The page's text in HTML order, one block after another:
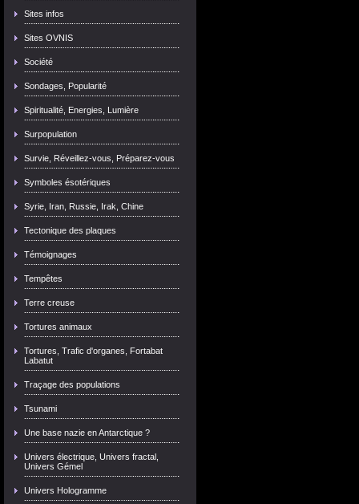
Sites infos
Sites OVNIS
Société
Sondages, Popularité
Spiritualité, Energies, Lumière
Surpopulation
Survie, Réveillez-vous, Préparez-vous
Symboles ésotériques
Syrie, Iran, Russie, Irak, Chine
Tectonique des plaques
Témoignages
Tempêtes
Terre creuse
Tortures animaux
Tortures, Trafic d'organes, Fortabat
Labatut
Traçage des populations
Tsunami
Une base nazie en Antarctique ?
Univers électrique, Univers fractal,
Univers Gémel
Univers Hologramme